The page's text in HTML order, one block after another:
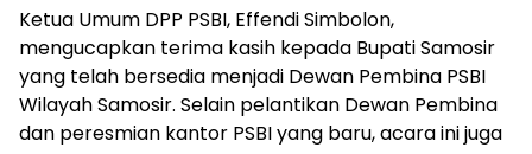
Ketua Umum DPP PSBI, Effendi Simbolon,
mengucapkan terima kasih kepada Bupati Samosir
yang telah bersedia menjadi Dewan Pembina PSBI
Wilayah Samosir. Selain pelantikan Dewan Pembina
dan peresmian kantor PSBI yang baru, acara ini juga